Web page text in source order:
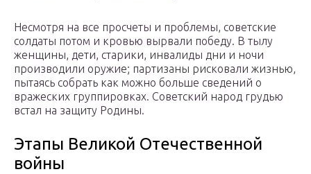
Несмотря на все просчеты и проблемы, советские
солдаты потом и кровью вырвали победу. В тылу
женщины, дети, старики, инвалиды дни и ночи
производили оружие; партизаны рисковали жизнью,
пытаясь собрать как можно больше сведений о
вражеских группировках. Советский народ грудью
встал на защиту Родины.
Этапы Великой Отечественной
войны